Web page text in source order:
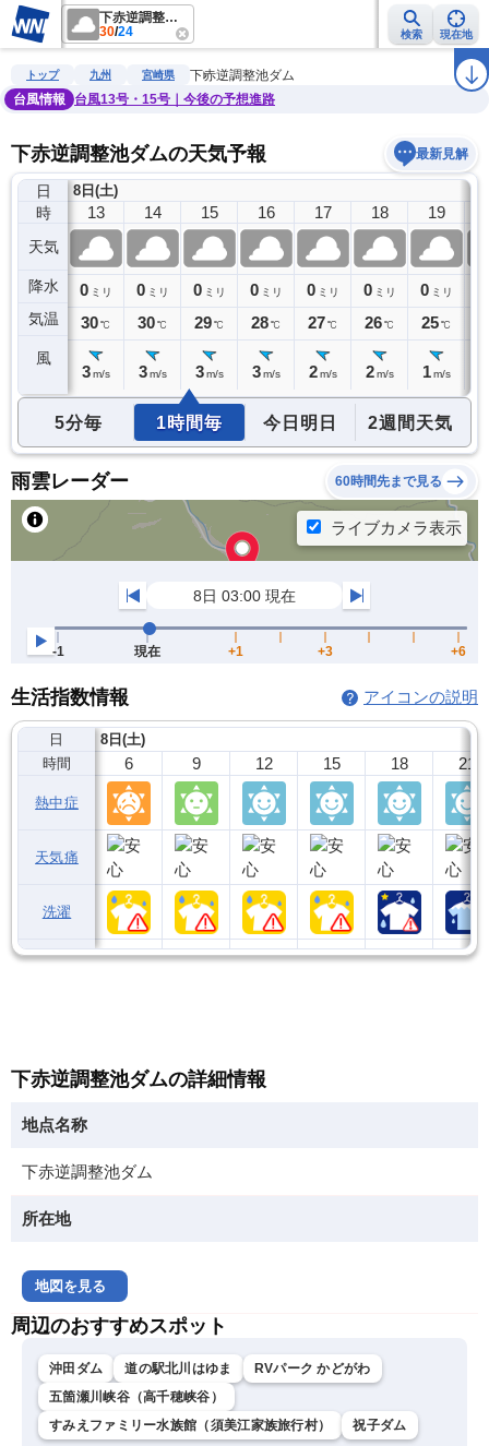
下赤逆調整池ダム
30/24 検索 現在地
雨雲レーダー 台風情報 地震情報 警報・注意報 ラ
トップ 九州 宮崎県
下赤逆調整池ダム
台風情報
台風13号・15号｜今後の予想進路
下赤逆調整池ダムの天気予報 最新見解
日
時
天気
降水
気温
風
8日(土)
12
0ミリ
30℃
13
0 ミリ
30℃
3 m/s
14
0 ミリ
30℃
3 m/s
15
0 ミリ
29℃
3 m/s
16
0 ミリ
28℃
3 m/s
17
0 ミリ
27℃
2 m/s
18
0 ミリ
26℃
2 m/s
19
0 ミリ
25℃
1 m/s
5分毎 1時間毎 今日明日 2週間天気
雨雲レーダー 60時間先まで見る
生活指数情報 アイコンの説明
日
時間
熱中症
天気痛
洗濯
8日(土)
6 9 12 15 18 21
下赤逆調整池ダムの詳細情報
地点名称
下赤逆調整池ダム
所在地
地図を見る
周辺のおすすめスポット
沖田ダム 道の駅北川はゆま
RVパーク かどがわ
五箇瀬川峡谷（高千穂峡谷）
すみえファミリー水族館（須美江家族旅行村）
祝子ダム